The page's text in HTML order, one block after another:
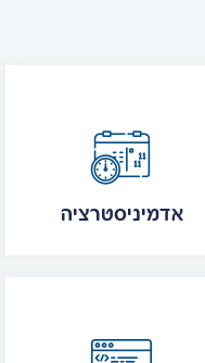
אדמיניסטרציה